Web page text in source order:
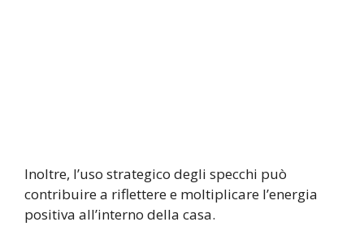
Inoltre, l’uso strategico degli specchi può
contribuire a riflettere e moltiplicare l’energia
positiva all’interno della casa.